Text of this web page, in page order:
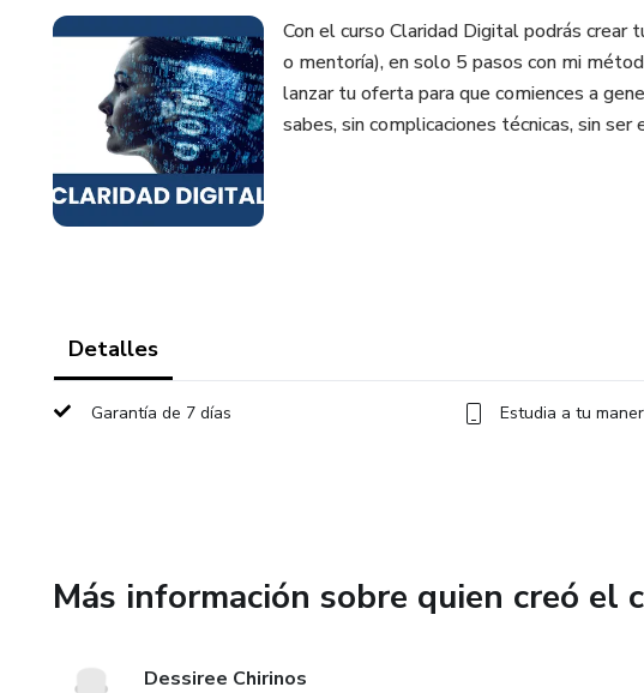
Con el curso Claridad Digital podrás
o mentoría), en solo 5 pasos con mi
lanzar tu oferta para que comiences a
sabes, sin complicaciones técnicas, sin
Detalles
Garantía de 7 días Estudia a tu
Más información sobre quien creó el
Dessiree Chirinos